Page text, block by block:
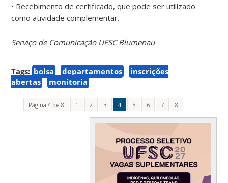
• Recebimento de certificado, que pode ser utilizado
como atividade complementar.
Serviço de Comunicação UFSC Blumenau
Tags: bolsa departamentos
inscrições
abertas
monitoria
Página 4 de 8 1 2 3 4 5 6 7 8